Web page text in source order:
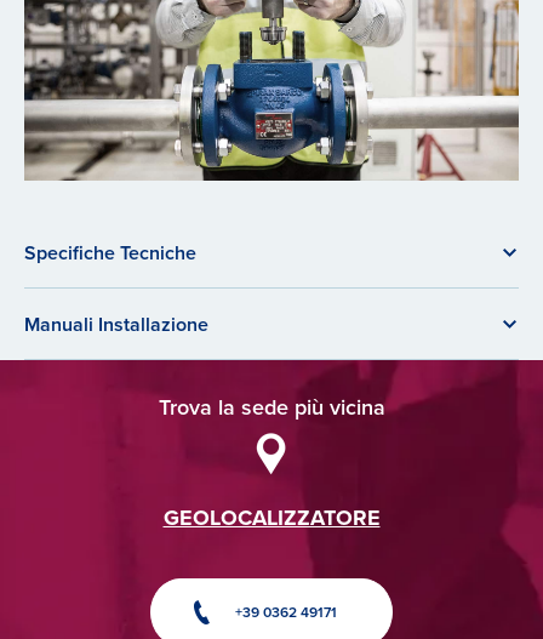
Specifiche Tecniche
Manuali Installazione
Trova la sede più vicina
GEOLOCALIZZATORE
+39 0362 49171